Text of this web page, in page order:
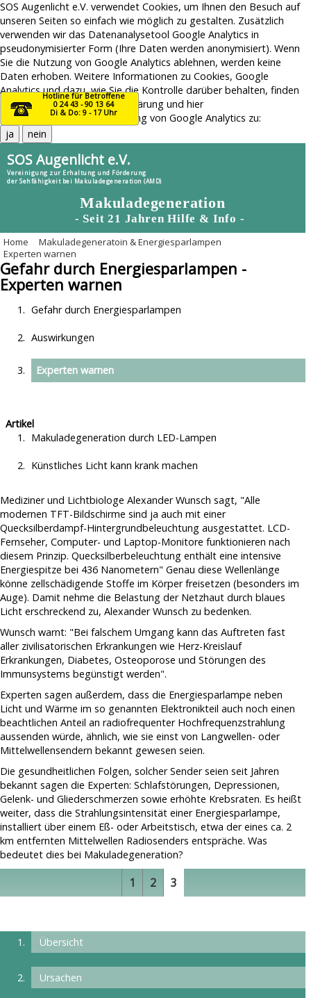
SOS Augenlicht e.V. verwendet Cookies, um Ihnen den Besuch auf
unseren Seiten so einfach wie möglich zu gestalten. Zusätzlich
verwenden wir das Datenanalysetool Google Analytics in
pseudonymisierter Form (Ihre Daten werden anonymisiert). Wenn
Sie die Nutzung von Google Analytics ablehnen, werden keine
Daten erhoben. Weitere Informationen zu Cookies, Google
Analytics und dazu, wie Sie die Kontrolle darüber behalten, finden
Sie in unsererDatenschutzerklärung und hier
Hiermit stimme ich der Nutzung von Google Analytics zu:
ja
nein
SOS Augenlicht e.V.
Vereinigung zur Erhaltung und Förderung
der Sehfähigkeit bei Makuladegeneration (AMD)
Makuladegeneration
- Seit 21 Jahren Hilfe & Info -
Hotline für Betroffene
0 24 43 - 90 13 64
Di & Do: 9 - 17 Uhr
Menu
Home
AMD-Themen
Risiko durch Graue-Star-OP
Makuladegeneration & Sport
Verursacht Sonnenlicht Makuladegeneration?
Makuladegeneration durch Rauchen?
AMD-News
Glaukom Risiko
Angeblich Makuladegeneration-Ursache gefunden
Makuladegeneration durch LED-Lampen
Gesunder Darm = Gesunde Makula?
"Ich dachte, ich bräuchte nur eine neue Brille" - Zufallsdiagnose
Je älter, desto eher von Makuladegeneration betroffen
Pille gegen Makuladegeneration
Spenden
Home
Makuladegeneratoin & Energiesparlampen
Experten warnen
Gefahr durch Energiesparlampen -
Experten warnen
Gefahr durch Energiesparlampen
Auswirkungen
Experten warnen
Artikel
Makuladegeneration durch LED-Lampen
Künstliches Licht kann krank machen
Mediziner und Lichtbiologe Alexander Wunsch sagt, "Alle
modernen TFT-Bildschirme sind ja auch mit einer
Quecksilberdampf-Hintergrundbeleuchtung ausgestattet. LCD-
Fernseher, Computer- und Laptop-Monitore funktionieren nach
diesem Prinzip. Quecksilberbeleuchtung enthält eine intensive
Energiespitze bei 436 Nanometern" Genau diese Wellenlänge
könne zellschädigende Stoffe im Körper freisetzen (besonders im
Auge). Damit nehme die Belastung der Netzhaut durch blaues
Licht erschreckend zu, Alexander Wunsch zu bedenken.
Wunsch warnt: "Bei falschem Umgang kann das Auftreten fast
aller zivilisatorischen Erkrankungen wie Herz-Kreislauf
Erkrankungen, Diabetes, Osteoporose und Störungen des
Immunsystems begünstigt werden".
Experten sagen außerdem, dass die Energiesparlampe neben
Licht und Wärme im so genannten Elektronikteil auch noch einen
beachtlichen Anteil an radiofrequenter Hochfrequenzstrahlung
aussenden würde, ähnlich, wie sie einst von Langwellen- oder
Mittelwellensendern bekannt gewesen seien.
Die gesundheitlichen Folgen, solcher Sender seien seit Jahren
bekannt sagen die Experten: Schlafstörungen, Depressionen,
Gelenk- und Gliederschmerzen sowie erhöhte Krebsraten. Es heißt
weiter, dass die Strahlungsintensität einer Energiesparlampe,
installiert über einem Eß- oder Arbeitstisch, etwa der eines ca. 2
km entfernten Mittelwellen Radiosenders entspräche. Was
bedeutet dies bei Makuladegeneration?
1 2 3
Übersicht
Ursachen